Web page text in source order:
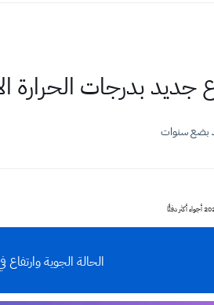
الحرارة الاثنين 18 / 11 / 2024 أجواء
بضع سنوات
الحالة الجوية وارتفاع